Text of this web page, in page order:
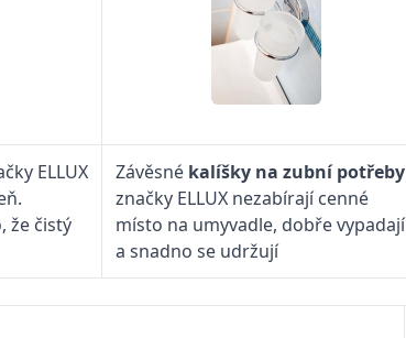
ELLUX
že čistý
Závěsné kalíšky na zubní potřeby
značky ELLUX nezabírají cenné
místo na umyvadle, dobře vypadají
a snadno se udržují